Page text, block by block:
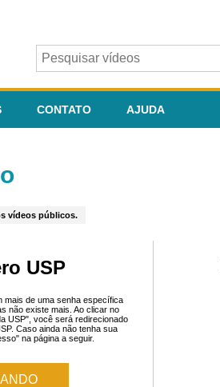
CONTATO AJUDA
vídeos públicos.
USP
mais de uma senha específica
não existe mais. Ao clicar no
USP", você será redirecionado
Caso ainda não tenha sua
na página a seguir.